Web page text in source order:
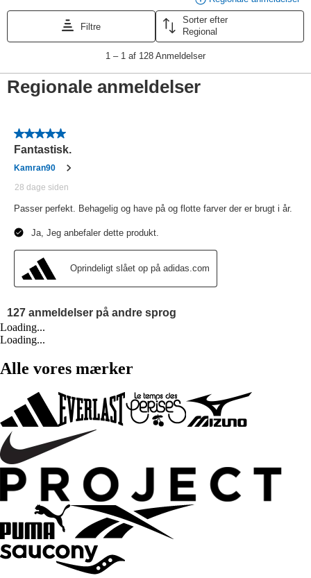
Loading...
Loading...
Alle vores mærker